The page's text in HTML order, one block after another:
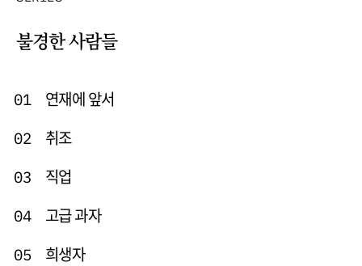
불경한 사람들
01 연재에 앞서
02 취조
03 직업
04 고급 과자
05 희생자